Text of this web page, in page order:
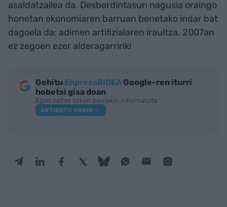
asaldatzailea da. Desberdintasun nagusia oraingo
honetan ekonomiaren barruan benetako indar bat
dagoela da: adimen artifizialaren iraultza. 2007an
ez zegoen ezer alderagarririk!
Gehitu EnpresaBIDEA Google-ren iturri
hobetsi gisa doan
Egon zaitez azken berriekin informatuta
AKTIBATU ORAIN